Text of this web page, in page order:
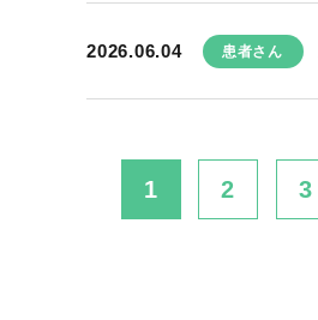
2026.06.04 患者さん
1 2 3